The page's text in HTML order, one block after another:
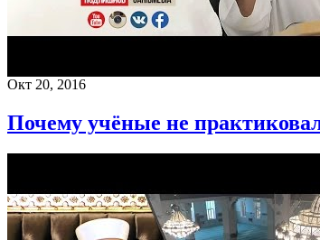
Окт 20, 2016
Почему учёные не